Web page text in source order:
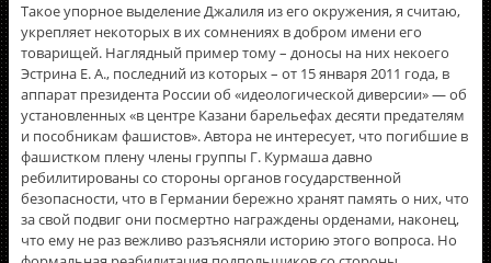
Такое упорное выделение Джалиля из его окружения, я считаю,
укрепляет некоторых в их сомнениях в добром имени его
товарищей. Наглядный пример тому – доносы на них некоего
Эстрина Е. А., последний из которых – от 15 января 2011 года, в
аппарат президента России об «идеологической диверсии» — об
установленных «в центре Казани барельефах десяти предателям
и пособникам фашистов». Автора не интересует, что погибшие в
фашистком плену члены группы Г. Курмаша давно
ребилитированы со стороны органов государственной
безопасности, что в Германии бережно хранят память о них, что
за свой подвиг они посмертно награждены орденами, наконец,
что ему не раз вежливо разъясняли историю этого вопроса. Но